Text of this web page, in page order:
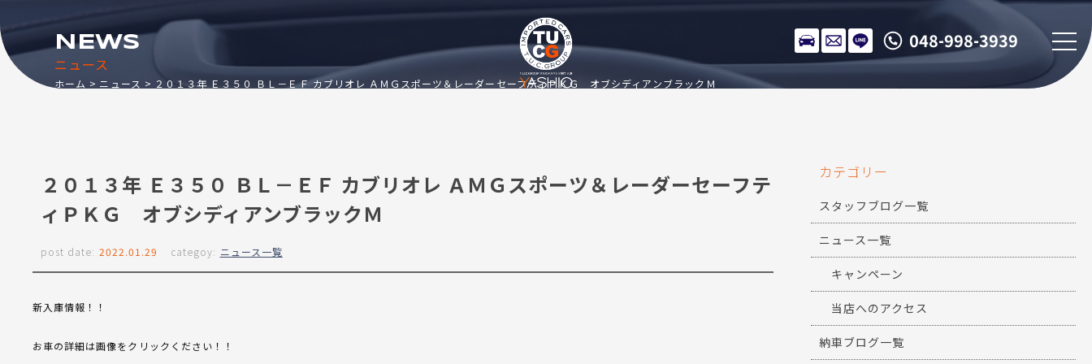
048-998-3939
ニュース
NEWS
ホーム ニュース ２０１３年 Ｅ３５０ ＢＬ－ＥＦ カブリオレ ＡＭＧスポーツ＆レーダーセーフティＰＫＧ オブシディアンブラックＭ
２０１３年 Ｅ３５０ ＢＬ－ＥＦ カブリオレ ＡＭＧスポーツ＆レーダーセーフテ
ィＰＫＧ オブシディアンブラックＭ
post date: 2022.01.29 categoy: ニュース一覧
新入庫情報！！
お車の詳細は画像をクリックください！！
カテゴリー
スタッフブログ一覧
ニュース一覧
キャンペーン
当店へのアクセス
納車ブログ一覧